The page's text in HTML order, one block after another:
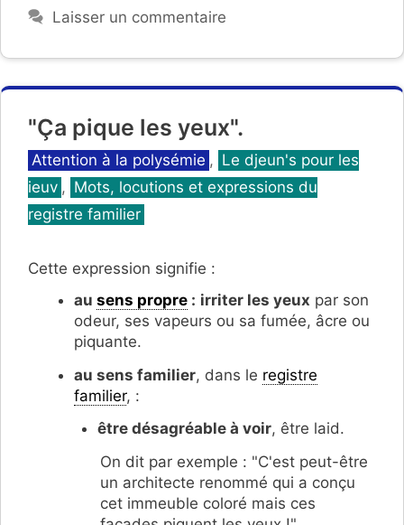
Laisser un commentaire
"Ça pique les yeux".
Catégories
Attention à la polysémie , Le djeun's pour les
ieuv , Mots, locutions et expressions du
registre familier
Cette expression signifie :
au sens propre : irriter les yeux par son
odeur, ses vapeurs ou sa fumée, âcre ou
piquante.
au sens familier, dans le registre
familier, :
être désagréable à voir, être laid.
On dit par exemple : "C'est peut-être
un architecte renommé qui a conçu
cet immeuble coloré mais ces